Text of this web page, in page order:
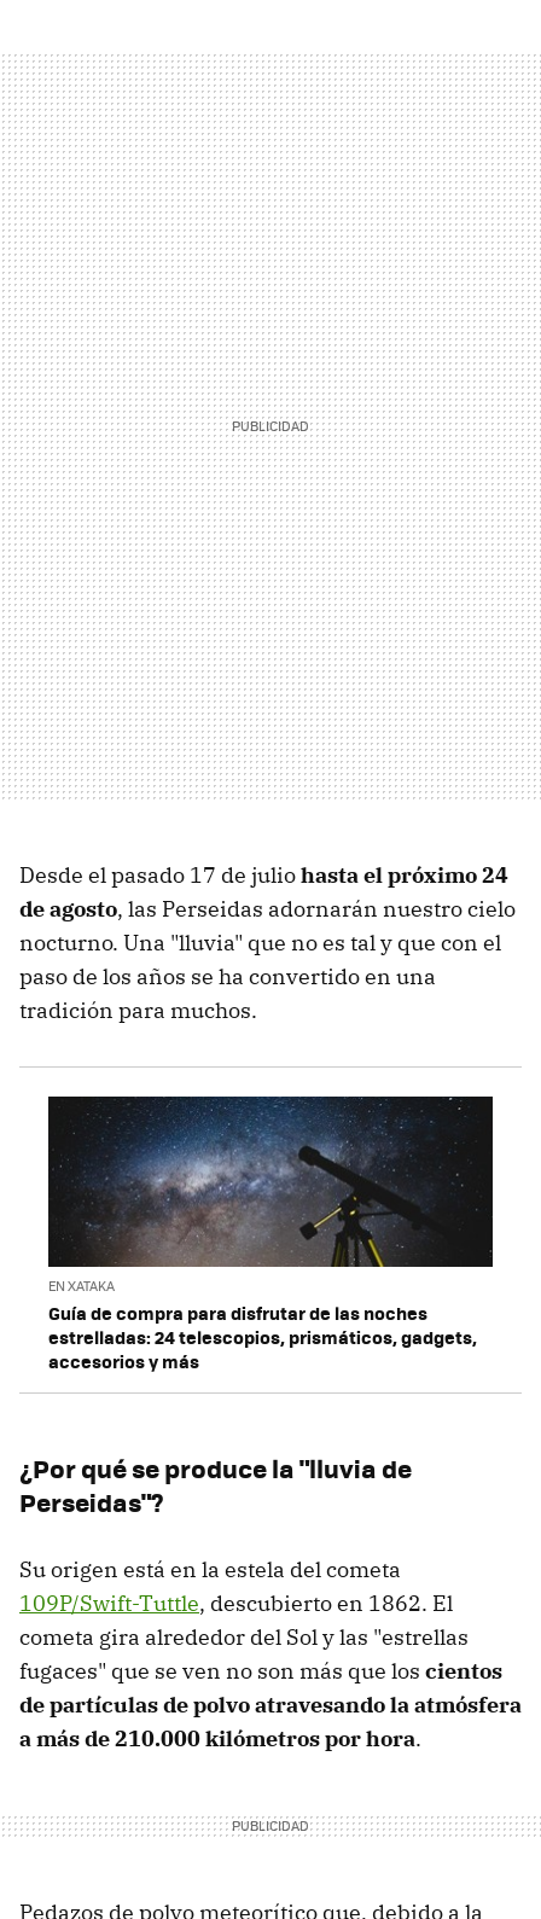
Desde el pasado 17 de juliohasta el próximo 24
de agosto, las Perseidas adornarán nuestro cielo
nocturno. Una "lluvia" que no es tal y que con el
paso de los años se ha convertido en una
tradición para muchos.
EN XATAKA
Guía de compra para disfrutar de las noches
estrelladas: 24 telescopios, prismáticos, gadgets,
accesorios y más
¿Por qué se produce la "lluvia de
Perseidas"?
Su origen está en la estela del cometa
109P/Swift-Tuttle, descubierto en 1862. El
cometa gira alrededor del Sol y las "estrellas
fugaces" que se ven no son más que los cientos
de partículas de polvo atravesando la atmósfera
a más de 210.000 kilómetros por hora.
Pedazos de polvo meteorítico que, debido a la